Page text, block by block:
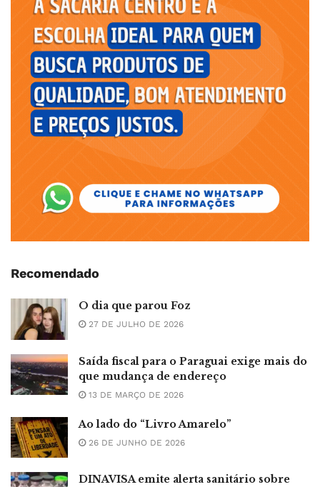
Recomendado
O dia que parou Foz
27 DE JULHO DE 2026
Saída fiscal para o Paraguai exige mais do
que mudança de endereço
13 DE MARÇO DE 2026
Ao lado do “Livro Amarelo”
26 DE JUNHO DE 2026
DINAVISA emite alerta sanitário sobre